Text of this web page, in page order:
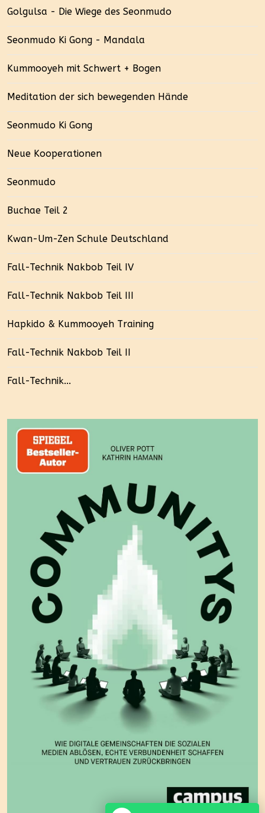
Golgulsa - Die Wiege des Seonmudo
Seonmudo Ki Gong - Mandala
Kummooyeh mit Schwert + Bogen
Meditation der sich bewegenden Hände
Seonmudo Ki Gong
Neue Kooperationen
Seonmudo
Buchae Teil 2
Kwan-Um-Zen Schule Deutschland
Fall-Technik Nakbob Teil IV
Fall-Technik Nakbob Teil III
Hapkido & Kummooyeh Training
Fall-Technik Nakbob Teil II
Fall-Technik...